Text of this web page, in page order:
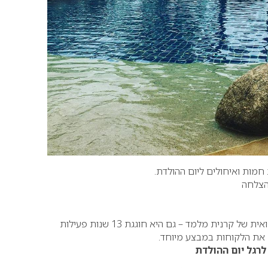
ואיחולים ליום ההולדת.
קרנית מלמד – גם היא חוגגת 13 שנות פעילות
את הלקוחות במבצע מיוחד.
יום ההולדת